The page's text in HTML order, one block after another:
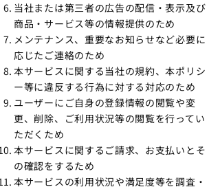
当社または第三者の広告の配信・表示及び
商品・サービス等の情報提供のため
メンテナンス、重要なお知らせなど必要に
応じたご連絡のため
本サービスに関する当社の規約、本ポリシ
ー等に違反する行為に対する対応のため
ユーザーにご自身の登録情報の閲覧や変
更、削除、ご利用状況等の閲覧を行ってい
ただくため
本サービスに関するご請求、お支払いとそ
の確認をするため
本サービスの利用状況や満足度等を調査・